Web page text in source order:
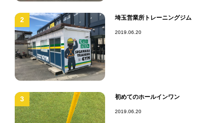
2 埼玉営業所トレーニングジム
2019.06.20
3 初めてのホールインワン
2019.06.20